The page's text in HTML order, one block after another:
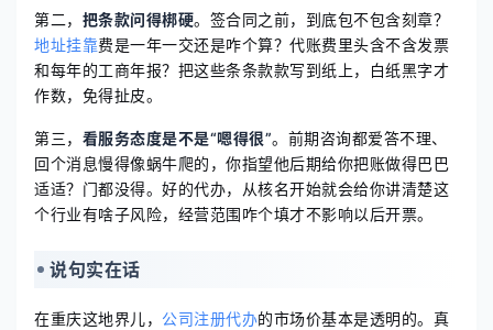
第二， 把条款问得梆硬。签合同之前，到底包不包含刻章？
地址挂靠费是一年一交还是咋个算？代账费里头含不含发票
和每年的工商年报？把这些条条款款写到纸上，白纸黑字才
作数，免得扯皮。
第三， 看服务态度是不是“嗯得很”。前期咨询都爱答不理、
回个消息慢得像蜗牛爬的，你指望他后期给你把账做得巴巴
适适？门都没得。好的代办，从核名开始就会给你讲清楚这
个行业有啥子风险，经营范围咋个填才不影响以后开票。
说句实在话
在重庆这地界儿， 公司注册代办的市场价基本是透明的。真